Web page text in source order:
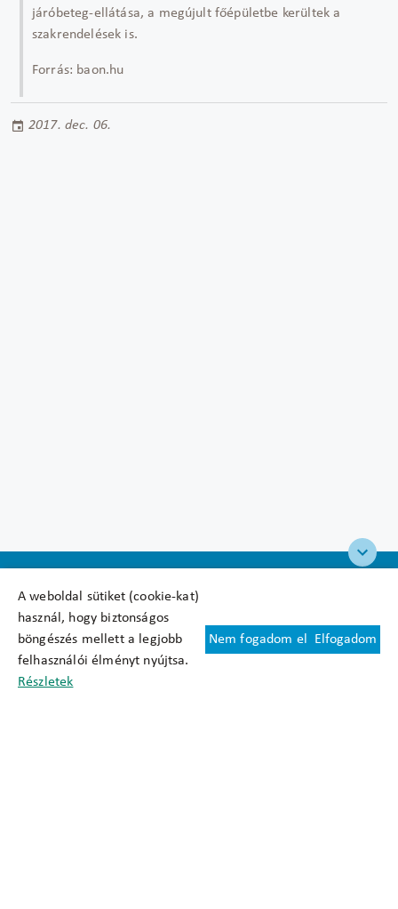
A weboldal sütiket (cookie-kat)
használ, hogy biztonságos
böngészés mellett a legjobb
felhasználói élményt nyújtsa.
Részletek
Nem fogadom el Elfogadom
járóbeteg-ellátása, a megújult főépületbe kerültek a
szakrendelések is.
Forrás: baon.hu
2017. dec. 06.
Felhasználási feltételek